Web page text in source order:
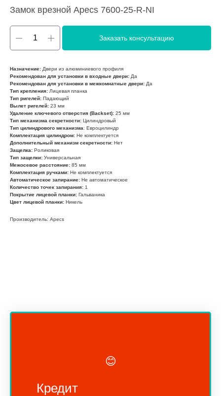
Замок врезной Apecs 7600-25-R-NI
Заказать консультацию
Назначение: Двери из алюминиевого профиля
Рекомендован для установки в входные двери: Да
Рекомендован для установки в межкомнатные двери: Да
Тип крепления: Лицевая планка
Тип ригелей: Падающий
Вылет ригелей: 23 мм
Удаление ключевого отверстия (Backset): 25 мм
Тип механизма секретности: Цилиндровый
Тип цилиндрового механизма: Евроцилиндр
Комплектация цилиндром: Не комплектуется
Дополнительный механизм секретности: Нет
Защелка: Роликовая
Тип защелки: Универсальная
Межосевое расстояние: 85 мм
Комплектация ручками: Не комплектуется
Автоматическое запирание: Не автоматическое
Количество точек запирания: 1
Покрытие лицевой планки: Гальваника
Цвет лицевой планки: Никель
Производитель: Apecs
😊
Кредит